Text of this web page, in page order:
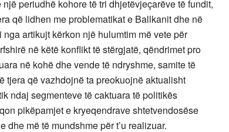
periudhë kohore të tri dhjetëvjeçarëve të fundit,
që lidhen me problematikat e Ballkanit dhe në
artikujt kërkon një hulumtim më vete për
në këtë konflikt të stërgjatë, qëndrimet pro
në kohë dhe vende të ndryshme, samite të
tjera që vazhdojnë ta preokuojnë aktualisht
ndaj segmenteve të caktuara të politikës
pikëpamjet e kryeqendrave shtetvendosëse
më të mundshme për t’u realizuar.